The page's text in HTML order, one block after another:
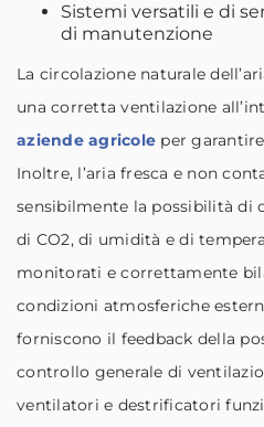
Sistemi versatili e di
di manutenzione
La circolazione naturale
una corretta ventilazione
aziende agricole per
Inoltre, l’aria fresca e non
sensibilmente la possibilità di
di CO2, di umidità e di
monitorati e correttamente
condizioni atmosferiche
forniscono il feedback della
controllo generale di
ventilatori e destrificatori